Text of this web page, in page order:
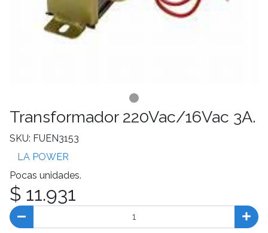
Transformador 220Vac/16Vac 3A.
SKU: FUEN3153
LA POWER
Pocas unidades.
$ 11.931